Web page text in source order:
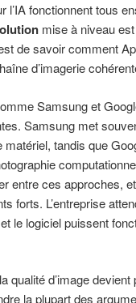
l’IA fonctionnent tous
mise à niveau
de savoir comment
d’imagerie
Samsung et
Samsung met
tandis que
entre ces approches,
forts. L’entreprise
le logiciel puissent
qualité d’image
la plupart des